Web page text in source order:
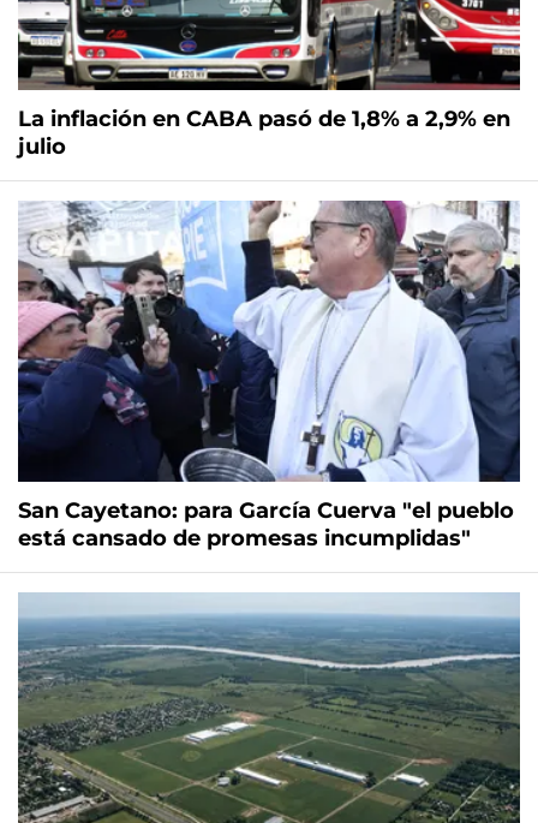
La inflación en CABA pasó de 1,8% a 2,9% en
julio
San Cayetano: para García Cuerva "el pueblo
está cansado de promesas incumplidas"